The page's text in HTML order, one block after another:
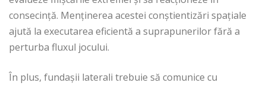
consecință. Menținerea acestei conștientizări spațiale
ajută la executarea eficientă a suprapunerilor fără a
perturba fluxul jocului.
În plus, fundașii laterali trebuie să comunice cu